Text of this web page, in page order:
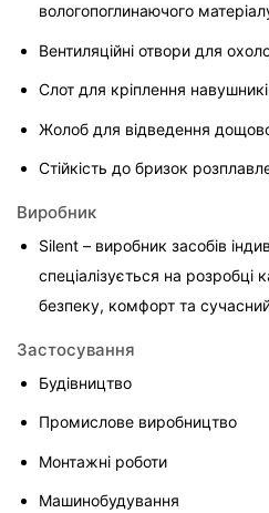
вологопоглинаючого
Вентиляційні отвори для
Слот для кріплення
Жолоб для відведення
Стійкість до бризок
Виробник
Silent – виробник засобів
спеціалізується на розробці
безпеку, комфорт та
Застосування
Будівництво
Промислове виробництво
Монтажні роботи
Машинобудування